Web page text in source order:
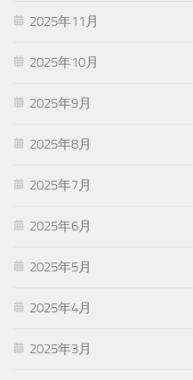
2025年11月
2025年10月
2025年9月
2025年8月
2025年7月
2025年6月
2025年5月
2025年4月
2025年3月